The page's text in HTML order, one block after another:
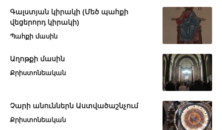
Գալստյան կիրակի (Մեծ պահքի
վեցերորդ կիրակի)
Պահքի մասին
Աղոթքի մասին
Քրիստոնեական
Չարի անուններն Աստվածաշնչում
Քրիստոնեական